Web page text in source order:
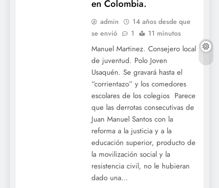
en Colombia.
admin
14 años desde que
se envió
1 11 minutos
Manuel Martinez. Consejero local
de juventud. Polo Joven
Usaquén. Se gravará hasta el
“corrientazo” y los comedores
escolares de los colegios Parece
que las derrotas consecutivas de
Juan Manuel Santos con la
reforma a la justicia y a la
educación superior, producto de
la movilización social y la
resistencia civil, no le hubieran
dado una…